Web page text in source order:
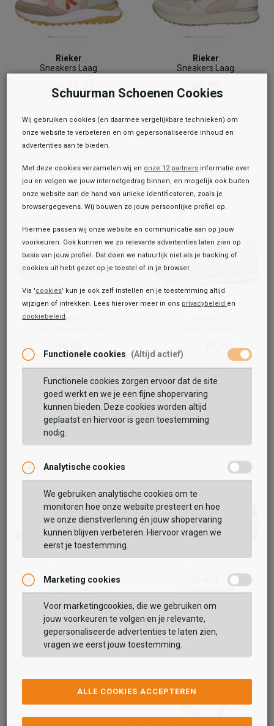
Rieker
Sneakers Laag
99,99
79,99
Rieker
Sneakers Laag
89,99
Rieker
79,99
Rieker
69,99
79,99 64,99
Schuurman Schoenen Cookies
Wij gebruiken cookies (en daarmee vergelijkbare technieken) om
onze website te verbeteren en om gepersonaliseerde inhoud en
advertenties aan te bieden.
Met deze cookies verzamelen wij en onze 12 partners informatie over
jou en volgen we jouw internetgedrag binnen, en mogelijk ook buiten
onze website aan de hand van unieke identificatoren, zoals je
browsergegevens. Wij bouwen zo jouw persoonlijke profiel op.
Hiermee passen wij onze website en communicatie aan op jouw
voorkeuren. Ook kunnen we zo relevante advertenties laten zien op
basis van jouw profiel. Dat doen we natuurlijk niet als je tracking of
cookies uit hebt gezet op je toestel of in je browser.
Via 'cookies' kun je ook zelf instellen en je toestemming altijd
wijzigen of intrekken. Lees hierover meer in ons privacybeleid en
cookiebeleid.
Functionele cookies (Altijd actief)
Functionele cookies zorgen ervoor dat de site
goed werkt en we je een fijne shopervaring
kunnen bieden. Deze cookies worden altijd
geplaatst en hiervoor is geen toestemming
nodig.
Analytische cookies
We gebruiken analytische cookies om te
monitoren hoe onze website presteert en hoe
we onze dienstverlening én jouw shopervaring
kunnen blijven verbeteren. Hiervoor vragen we
eerst je toestemming.
Marketing cookies
Voor marketingcookies, die we gebruiken om
jouw voorkeuren te volgen en je relevante,
gepersonaliseerde advertenties te laten zien,
vragen we eerst jouw toestemming.
ALLE COOKIES ACCEPTEREN